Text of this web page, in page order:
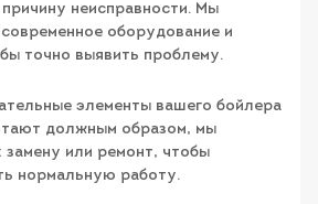
неисправности. Мы
оборудование и
точно выявить проблему.
элементы вашего бойлера
должным образом, мы
замену или ремонт, чтобы
нормальную работу.